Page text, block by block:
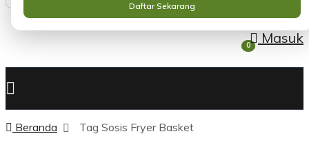
0
0 Masuk
Daftar Sekarang
Beranda Tag Sosis Fryer Basket